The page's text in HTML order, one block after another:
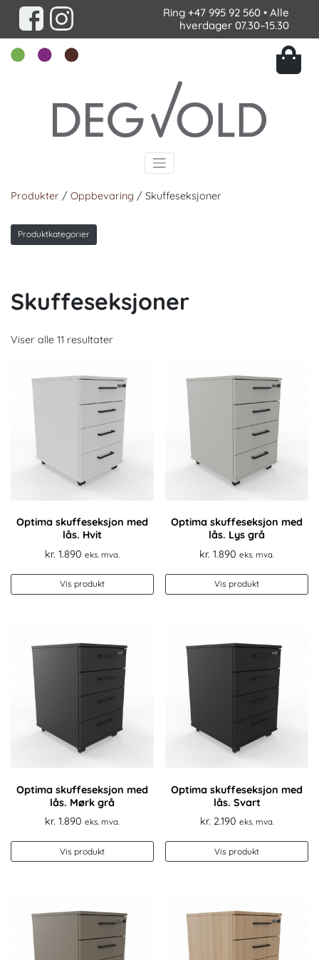
Ring +47 995 92 560 • Alle
hverdager 07.30–15.30
Produkter / Oppbevaring / Skuffeseksjoner
Produktkategorier
Skuffeseksjoner
Viser alle 11 resultater
Optima skuffeseksjon med
lås. Hvit
kr. 1.890 eks. mva.
Vis produkt
Optima skuffeseksjon med
lås. Lys grå
kr. 1.890 eks. mva.
Vis produkt
Optima skuffeseksjon med
lås. Mørk grå
kr. 1.890 eks. mva.
Vis produkt
Optima skuffeseksjon med
lås. Svart
kr. 2.190 eks. mva.
Vis produkt